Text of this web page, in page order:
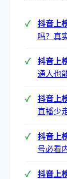
抖音上
吗？真
抖音上
通人也
抖音上
直播少
抖音上
号必看
抖音上